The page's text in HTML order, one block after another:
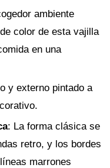
ambiente
color de esta vajilla
en una
y externo pintado a
: La forma clásica se
retro, y los bordes
marrones